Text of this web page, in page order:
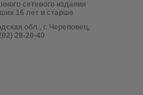
сетевого издания
16 лет и старше
обл., г. Череповец,
28-20-40